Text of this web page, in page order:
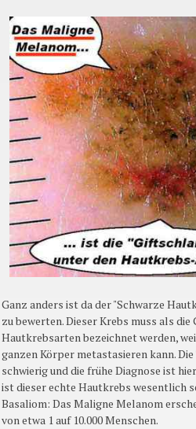
Ganz anders ist da der "Schwarze
zu bewerten. Dieser Krebs muss als
Hautkrebsarten bezeichnet werden,
ganzen Körper metastasieren kann.
schwierig und die frühe Diagnose ist
ist dieser echte Hautkrebs wesentlich
Basaliom: Das Maligne Melanom
von etwa 1 auf 10.000 Menschen.